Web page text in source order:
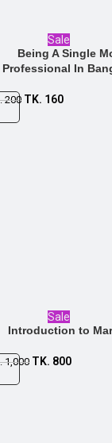
Sale
Being A Single
Professional In
200 TK. 160
Sale
Introduction to
1,000 TK. 800